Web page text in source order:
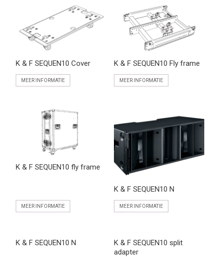
K & F SEQUEN10 Cover
MEER INFORMATIE
K & F SEQUEN10 Fly frame
MEER INFORMATIE
K & F SEQUEN10 fly frame
MEER INFORMATIE
K & F SEQUEN10 N
MEER INFORMATIE
K & F SEQUEN10 N
K & F SEQUEN10 split
adapter